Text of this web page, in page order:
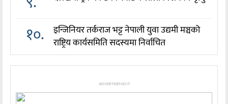
१०.
इन्जिनियर तर्कराज भट्ट नेपाली युवा उद्यमी मञ्चको
राष्ट्रिय कार्यसमिति सदस्यमा निर्वाचित
ADVERTISEMENT